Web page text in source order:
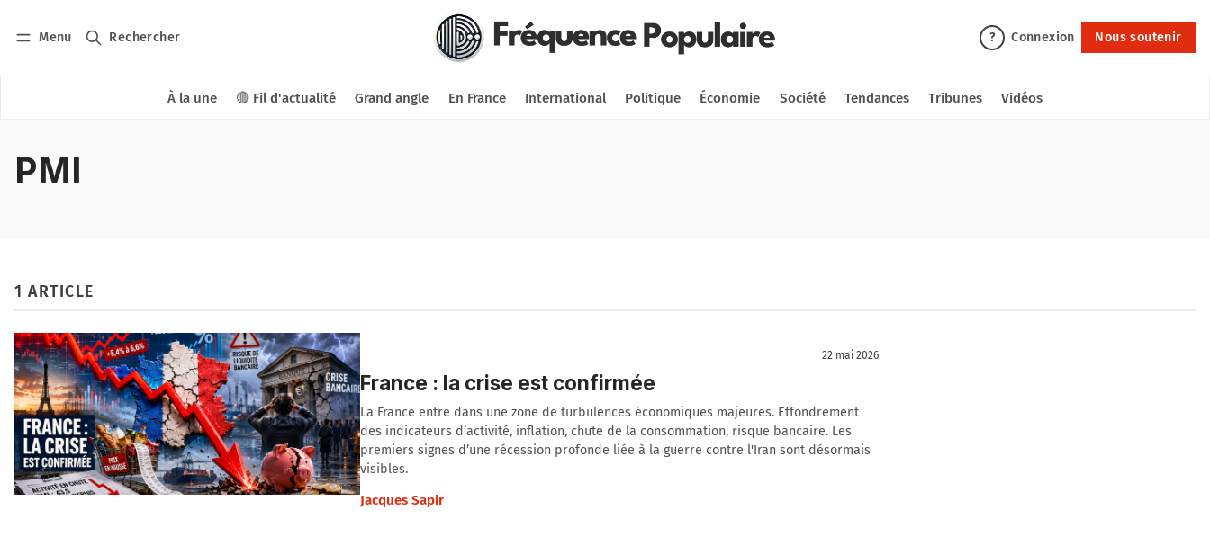
Menu Rechercher ? Connexion Nous soutenir
À la une 🔴 Fil d'actualité Grand angle En France International Politique Économie Société Tendances Tribunes Vidéos
Nous soutenir
PMI
1 ARTICLE
22 mai 2026
France : la crise est confirmée
La France entre dans une zone de turbulences économiques majeures. Effondrement
des indicateurs d’activité, inflation, chute de la consommation, risque bancaire. Les
premiers signes d’une récession profonde liée à la guerre contre l'Iran sont désormais
visibles.
Jacques Sapir